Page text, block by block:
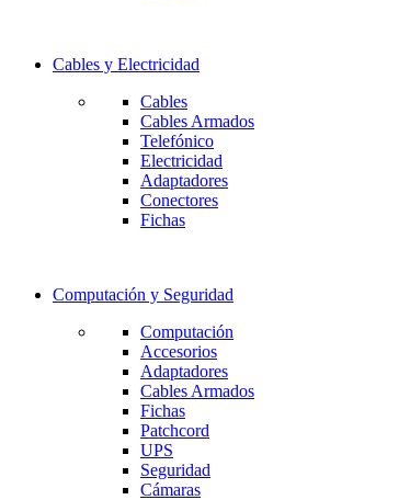
Cables y Electricidad
Cables
Cables Armados
Telefónico
Electricidad
Adaptadores
Conectores
Fichas
Computación y Seguridad
Computación
Accesorios
Adaptadores
Cables Armados
Fichas
Patchcord
UPS
Seguridad
Cámaras